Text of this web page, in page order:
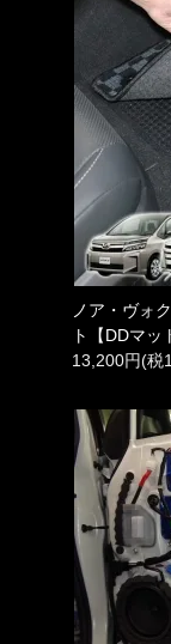
ノア・ヴォ
ト【DDマッ
13,200円(税